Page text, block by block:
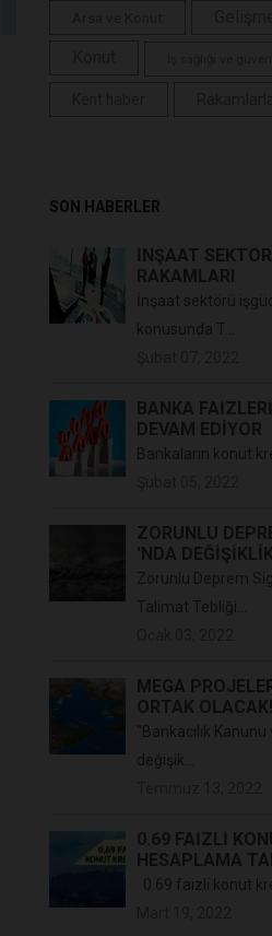
SON HABERLER
İNŞAAT
RAKAMLARI
İnşaat sektörü
konusunda T...
BANKA
DEVAM EDİYOR
Bankaların konut
ZORUNLU
'NDA DEĞİŞİKLİK
Zorunlu Deprem
Talimat Tebliği...
MEGA
ORTAK OLACAK!
"Bankacılık
değişik...
0.69 FAIZLI
HESAPLAMA
0.69 faizli konut